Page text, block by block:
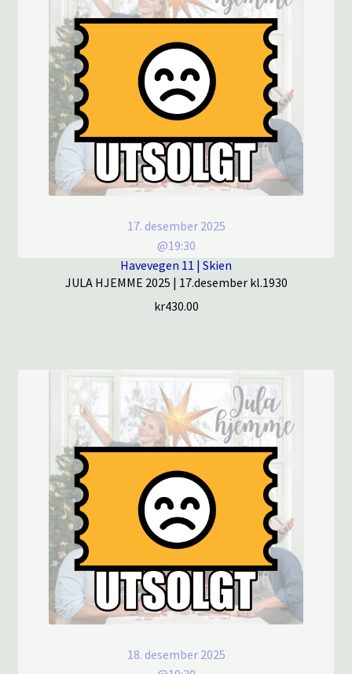
17. desember 2025
@19:30
Havevegen 11 | Skien
JULA HJEMME 2025 | 17.desember kl.1930
kr430.00
18. desember 2025